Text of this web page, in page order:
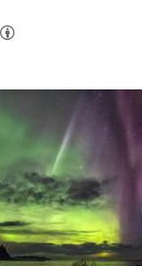
Creative